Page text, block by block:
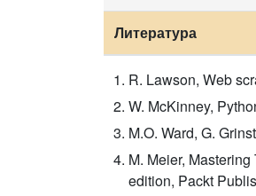
Литература
R. Lawson, Web
W. McKinney,
M.O. Ward, G.
M. Meier,
edition, Packt